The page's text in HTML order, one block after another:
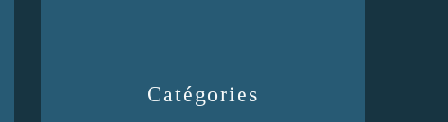
Catégories